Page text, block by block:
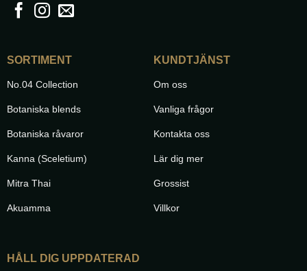
SORTIMENT
No.04 Collection
Botaniska blends
Botaniska råvaror
Kanna (Sceletium)
Mitra Thai
Akuamma
KUNDTJÄNST
Om oss
Vanliga frågor
Kontakta oss
Lär dig mer
Grossist
Villkor
HÅLL DIG UPPDATERAD